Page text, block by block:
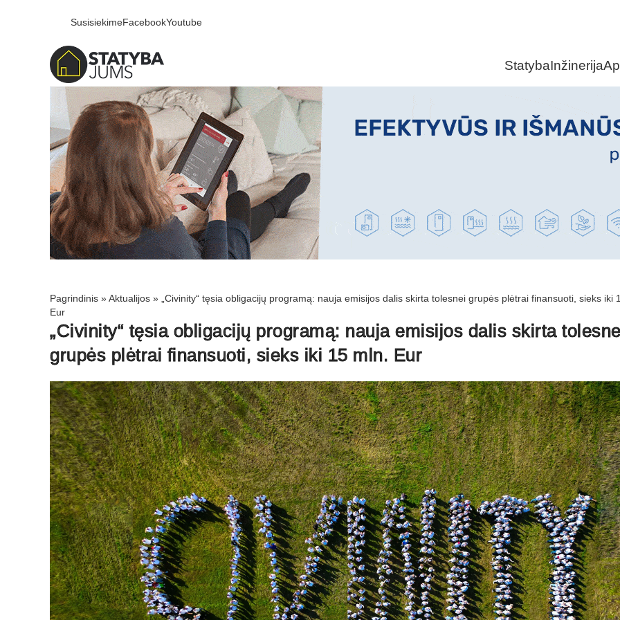
SusisiekimeFacebookYoutube
StatybaInžinerija
Pagrindinis »Aktualijos » „Civinity“ tęsia obligacijų programą: nauja emisijos dalis skirta tolesnei grupės plėtrai finansuoti, sieks iki
Eur
„Civinity“ tęsia obligacijų programą: nauja emisijos dalis skirta
grupės plėtrai finansuoti, sieks iki 15 mln. Eur